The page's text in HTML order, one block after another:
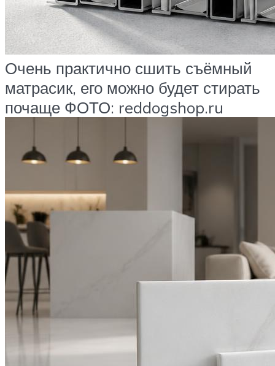
Очень практично сшить съёмный
матрасик, его можно будет стирать
почаще ФОТО: reddogshop.ru